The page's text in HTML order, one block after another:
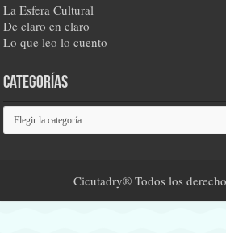
La Esfera Cultural
De claro en claro
Lo que leo lo cuento
Categorías
Categorías
Cicutadry® Todos los